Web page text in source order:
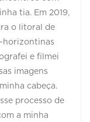
tia. Em 2019,
o litoral de
horizontinas
e filmei
imagens
cabeça.
processo de
a minha